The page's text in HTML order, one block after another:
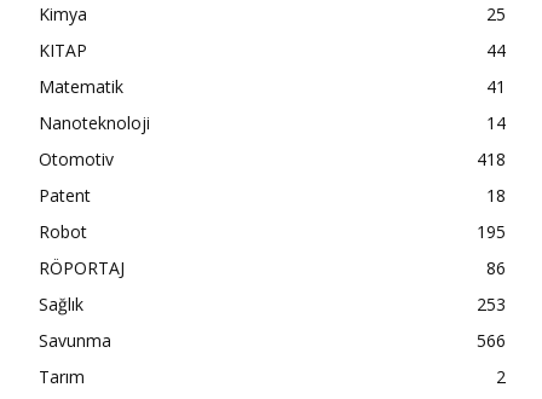
Kimya
25
KITAP
44
Matematik
41
Nanoteknoloji
14
Otomotiv
418
Patent
18
Robot
195
RÖPORTAJ
86
Sağlık
253
Savunma
566
Tarım
2